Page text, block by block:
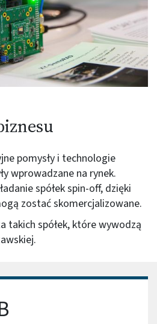
pomysły i technologie
wprowadzane na rynek.
spółek spin-off, dzięki
zostać skomercjalizowane.
takich spółek, które wywodzą